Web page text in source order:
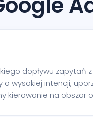
dopływu zapytań z
wysokiej intencji,
kierowanie na obszar